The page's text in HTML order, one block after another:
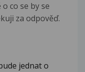
co se by se
za odpověď.
jednat o